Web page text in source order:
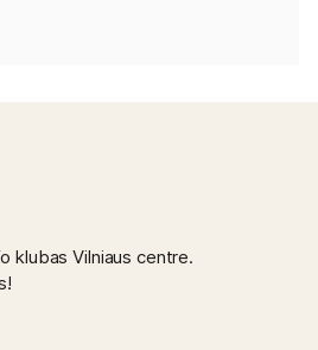
klubas Vilniaus centre.